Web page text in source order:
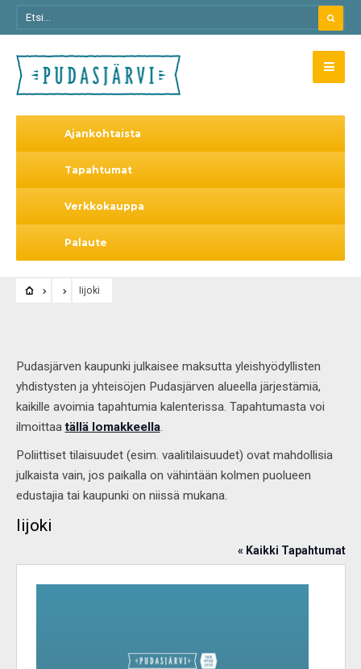
Ajankohtaista
Tapahtumat
Verkkokauppa
Palaute
Iijoki
Pudasjärven kaupunki julkaisee maksutta yleishyödyllisten
yhdistysten ja yhteisöjen Pudasjärven alueella järjestämiä,
kaikille avoimia tapahtumia kalenterissa. Tapahtumasta voi
ilmoittaatällä lomakkeella.
Poliittiset tilaisuudet (esim. vaalitilaisuudet) ovat mahdollisia
julkaista vain, jos paikalla on vähintään kolmen puolueen
edustajia tai kaupunki on niissä mukana.
Iijoki
« Kaikki Tapahtumat